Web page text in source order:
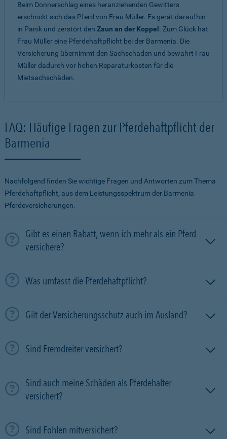
Beim Donnerschlag eines heranziehenden Gewitters
erschrickt sich das Pferd von Frau Müller. Es gerät daraufhin
in Panik und zerstört den Zaun an der Koppel . Zum Glück hat
Frau Müller eine Pferdehaftpflicht bei der Barmenia. Die
Versicherung übernimmt den Sachschaden und bewahrt Frau
Müller dadurch vor hohen Reparaturkosten für die
Mietsachschäden.
FAQ: Häufige Fragen zur Pferdehaftpflicht der
Barmenia
Nachfolgend finden Sie wichtige Fragen und Antworten zum Thema
Pferdehaftpflicht, aus dem Leistungsspektrum der Barmenia
Pferdeversicherungen.
Gibt es einen Rabatt, wenn ich mehr als ein Pferd
versichere?
Was umfasst die Pferdehaftpflicht?
Gilt der Versicherungsschutz auch im Ausland?
Sind Fremdreiter versichert?
Sind auch meine Schäden als Pferdehalter
versichert?
Sind Fohlen mitversichert?